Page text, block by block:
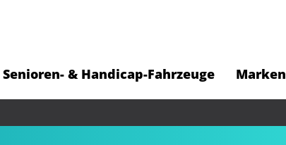
Senioren- & Handicap-Fahrzeuge Marken